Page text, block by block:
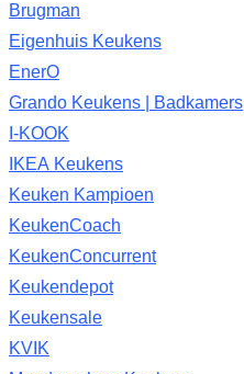
Brugman
Eigenhuis Keukens
EnerO
Grando Keukens | Badkamers
I-KOOK
IKEA Keukens
Keuken Kampioen
KeukenCoach
KeukenConcurrent
Keukendepot
Keukensale
KVIK